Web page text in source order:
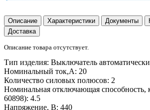
Описание Характеристики Документы
Доставка
Описание товара отсутствует.
Тип изделия: Выключатель
Номинальный ток,А: 20
Количество силовых полюсов: 2
Номинальная отключающая
60898): 4.5
Напряжение, В: 440